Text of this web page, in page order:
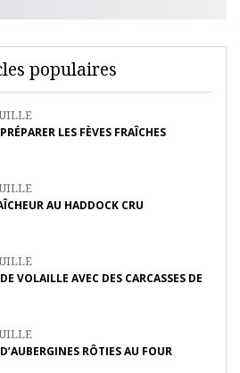
populaires
LES FÈVES FRAÎCHES
AU HADDOCK CRU
VOLAILLE AVEC DES CARCASSES DE
RÔTIES AU FOUR